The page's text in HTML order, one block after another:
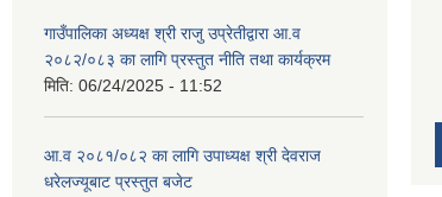
गाउँपालिका अध्यक्ष श्री राजु उप्रेतीद्वारा आ.व
२०८२/०८३ का लागि प्रस्तुत नीति तथा कार्यक्रम
मिति: 06/24/2025 - 11:52
आ.व २०८१/०८२ का लागि उपाध्यक्ष श्री देवराज
धरेलज्यूबाट प्रस्तुत बजेट